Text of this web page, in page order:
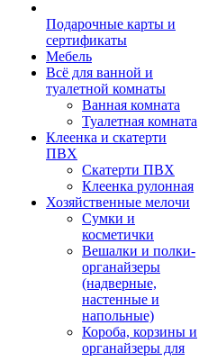
Подарочные карты и
сертификаты
Мебель
Всё для ванной и
туалетной комнаты
Ванная комната
Туалетная комната
Клеенка и скатерти
ПВХ
Скатерти ПВХ
Клеенка рулонная
Хозяйственные мелочи
Сумки и
косметички
Вешалки и полки-
органайзеры
(надверные,
настенные и
напольные)
Короба, корзины и
органайзеры для